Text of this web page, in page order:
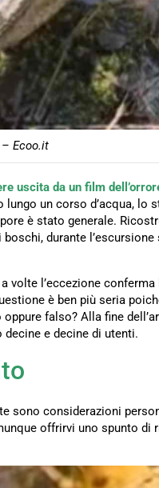
Ecoo.it
uscita da un film
un corso d’acqua, lo
è stato generale.
durante
volte l’eccezione conferma
è ben più seria
falso? Alla fine
e decine di utenti.
sono considerazioni
offrirvi uno spunto di